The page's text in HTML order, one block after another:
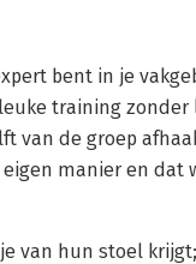
bent in je
training zonder
van de groep
manier en dat
van hun stoel krijgt;